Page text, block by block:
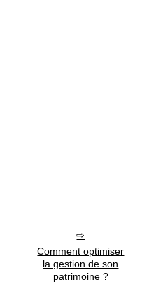
Comment optimiser
la gestion de son
patrimoine ?